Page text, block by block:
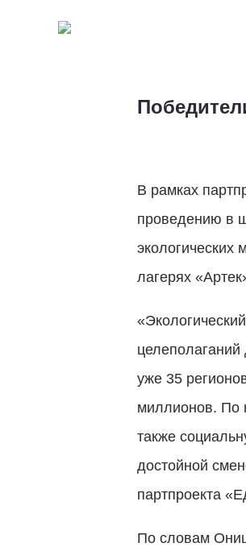
В рамках
проведению в
экологических
лагерях
целеполаганий
уже 35
миллионов. По
также
достойной
партпроекта
По словам